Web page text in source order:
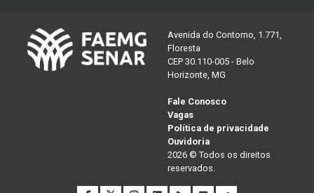
Avenida do Contorno, 1.771,
Floresta
CEP 30.110-005 - Belo
Horizonte, MG
Fale Conosco
Vagas
Política de privacidade
Ouvidoria
2026 © Todos os direitos
reservados.